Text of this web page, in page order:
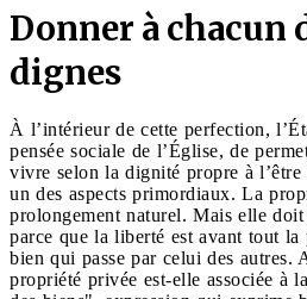
Donner à chacun
dignes
À l’intérieur de cette perfection,
pensée sociale de l’Église, de
vivre selon la dignité propre à
un des aspects primordiaux. La
prolongement naturel. Mais elle
parce que la liberté est avant tout
bien qui passe par celui des autres.
propriété privée est-elle associée à